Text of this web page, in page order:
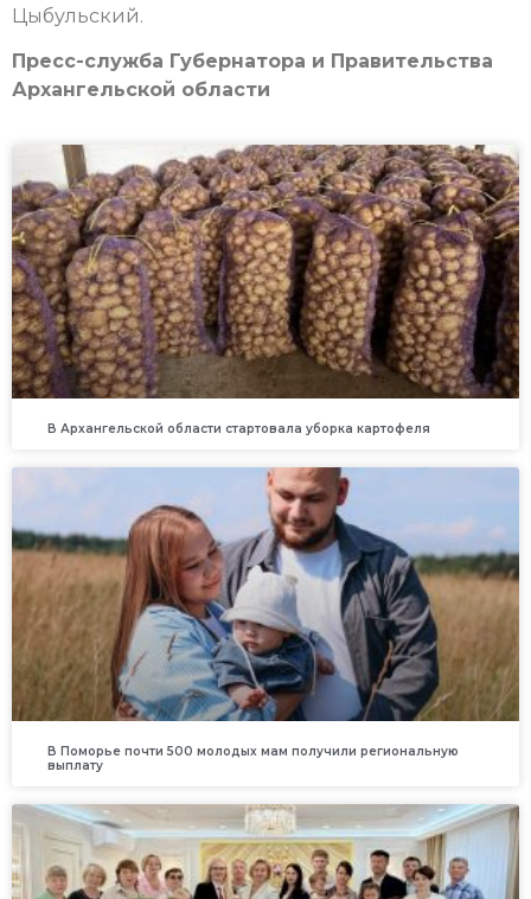
Цыбульский.
Пресс-служба Губернатора и Правительства
Архангельской области
В Архангельской области стартовала уборка картофеля
В Поморье почти 500 молодых мам получили региональную
выплату